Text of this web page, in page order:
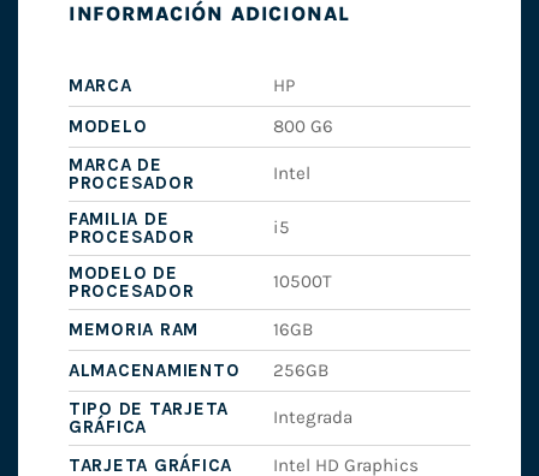
INFORMACIÓN ADICIONAL
MARCA
HP
MODELO
800 G6
MARCA DE
PROCESADOR
Intel
FAMILIA DE
PROCESADOR
i5
MODELO DE
PROCESADOR
10500T
MEMORIA RAM
16GB
ALMACENAMIENTO
256GB
TIPO DE TARJETA
GRÁFICA
Integrada
TARJETA GRÁFICA
Intel HD Graphics